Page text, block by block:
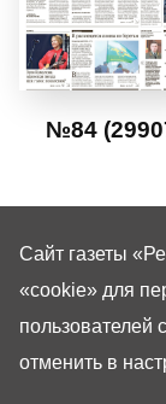
№84
Сайт газеты
«cookie» для
пользователей
отменить в